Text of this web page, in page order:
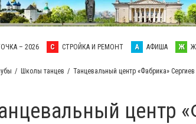
– 2026 С СТРОЙКА И РЕМОНТ А АФИША Ж
Школы танцев Танцевальный центр «Фабрика»
центр